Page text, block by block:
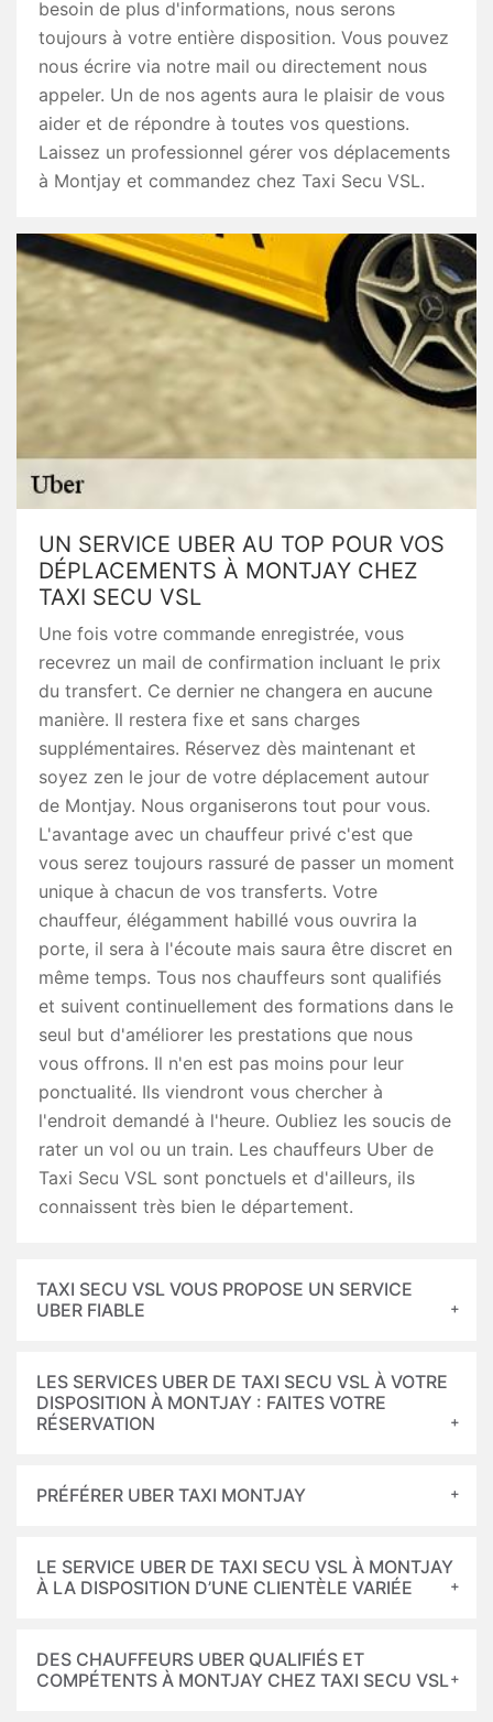
besoin de plus d'informations, nous serons
toujours à votre entière disposition. Vous pouvez
nous écrire via notre mail ou directement nous
appeler. Un de nos agents aura le plaisir de vous
aider et de répondre à toutes vos questions.
Laissez un professionnel gérer vos déplacements
à Montjay et commandez chez Taxi Secu VSL.
UN SERVICE UBER AU TOP POUR VOS
DÉPLACEMENTS À MONTJAY CHEZ
TAXI SECU VSL
Une fois votre commande enregistrée, vous
recevrez un mail de confirmation incluant le prix
du transfert. Ce dernier ne changera en aucune
manière. Il restera fixe et sans charges
supplémentaires. Réservez dès maintenant et
soyez zen le jour de votre déplacement autour
de Montjay. Nous organiserons tout pour vous.
L'avantage avec un chauffeur privé c'est que
vous serez toujours rassuré de passer un moment
unique à chacun de vos transferts. Votre
chauffeur, élégamment habillé vous ouvrira la
porte, il sera à l'écoute mais saura être discret en
même temps. Tous nos chauffeurs sont qualifiés
et suivent continuellement des formations dans le
seul but d'améliorer les prestations que nous
vous offrons. Il n'en est pas moins pour leur
ponctualité. Ils viendront vous chercher à
l'endroit demandé à l'heure. Oubliez les soucis de
rater un vol ou un train. Les chauffeurs Uber de
Taxi Secu VSL sont ponctuels et d'ailleurs, ils
connaissent très bien le département.
TAXI SECU VSL VOUS PROPOSE UN SERVICE
UBER FIABLE
LES SERVICES UBER DE TAXI SECU VSL À VOTRE
DISPOSITION À MONTJAY : FAITES VOTRE
RÉSERVATION
PRÉFÉRER UBER TAXI MONTJAY
LE SERVICE UBER DE TAXI SECU VSL À MONTJAY
À LA DISPOSITION D’UNE CLIENTÈLE VARIÉE
DES CHAUFFEURS UBER QUALIFIÉS ET
COMPÉTENTS À MONTJAY CHEZ TAXI SECU VSL